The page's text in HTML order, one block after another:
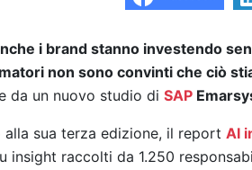
i brand stanno investendo
non sono convinti che ciò
da un nuovo studio di SAP
alla sua terza edizione, il report AI
insight raccolti da 1.250